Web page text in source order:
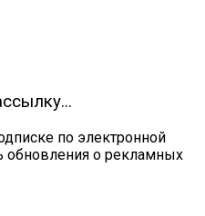
по электронной
обновления о рекламных